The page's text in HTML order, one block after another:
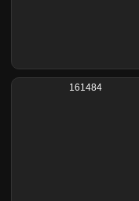
161484